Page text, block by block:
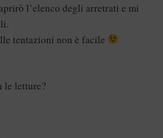
l’elenco degli arretrati e mi
tentazioni non è facile
le letture?